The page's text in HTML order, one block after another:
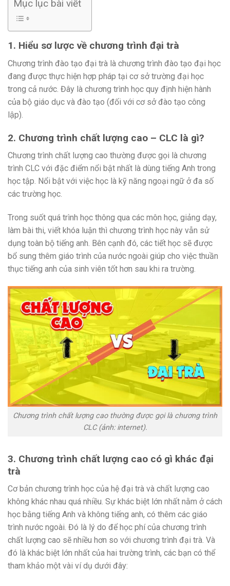
Mục lục bài viết
1. Hiểu sơ lược về chương trình đại trà
Chương trình đào tạo đại trà là chương trình đào tạo đại học
đang được thực hiện hợp pháp tại cơ sở trường đại học
trong cả nước. Đây là chương trình học quy định hiện hành
của bộ giáo dục và đào tạo (đối với cơ sở đào tạo công
lập).
2. Chương trình chất lượng cao – CLC là gì?
Chương trình chất lượng cao thường được gọi là chương
trình CLC với đặc điểm nổi bật nhất là dùng tiếng Anh trong
học tập. Nổi bật với việc học là kỹ năng ngoại ngữ ở đa số
các trường học.
Trong suốt quá trình học thông qua các môn học, giảng dạy,
làm bài thi, viết khóa luận thì chương trình học này vẫn sử
dụng toàn bộ tiếng anh. Bên cạnh đó, các tiết học sẽ được
bổ sung thêm giáo trình của nước ngoài giúp cho việc thuần
thục tiếng anh của sinh viên tốt hơn sau khi ra trường.
Chương trình chất lượng cao thường được gọi là chương trình
CLC (ảnh: internet).
3. Chương trình chất lượng cao có gì khác đại
trà
Cơ bản chương trình học của hệ đại trà và chất lượng cao
không khác nhau quá nhiều. Sự khác biệt lớn nhất nằm ở cách
học bằng tiếng Anh và không tiếng anh, có thêm các giáo
trình nước ngoài. Đó là lý do để học phí của chương trình
chất lượng cao sẽ nhiều hơn so với chương trình đại trà. Và
đó là khác biệt lớn nhất của hai trường trình, các bạn có thể
tham khảo một vài ví dụ dưới đây: